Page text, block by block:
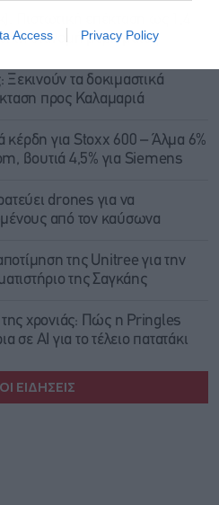
Access Privacy Policy
τη διανομή μερίσματος
τα δοκιμαστικά
προς Καλαμαριά
κέρδη για Stoxx 600 – Άλμα 6%
βουτιά 4,5% για Siemens
drones για να
από τον καύσωνα
της Unitree για την
της Σαγκάης
της χρονιάς: Πώς η Pringles
σε AI για το τέλειο πατατάκι
ΕΙΔΗΣΕΙΣ